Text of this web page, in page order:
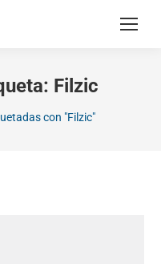
Filzic
con "Filzic"